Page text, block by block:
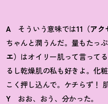
Aそういう意味では11（アク
ちゃんと潤うんだ。量もたっ
エ） はオイリー肌って言って
るし乾燥肌の私も好きよ。化
こく押し込んで。ケチらず ！
Y おお、おう、分かった。